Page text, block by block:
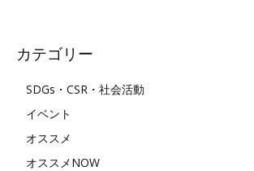
カテゴリー
SDGs・CSR・社会活動
イベント
オススメ
オススメNOW